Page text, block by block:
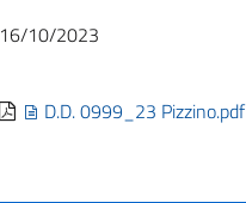
16/10/2023
D.D. 0999_23 Pizzino.pdf